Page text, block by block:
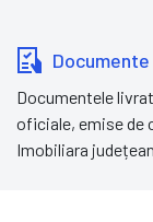
Documentele
oficiale, emise de
Imobiliara